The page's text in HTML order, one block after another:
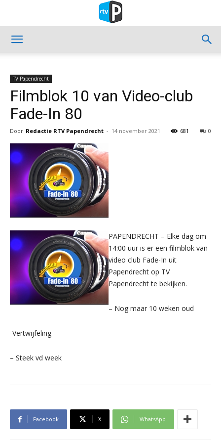
TV Papendrecht
Filmblok 10 van Video-club
Fade-In 80
Door Redactie RTV Papendrecht - 14 november 2021 0
681
PAPENDRECHT – Elke dag om
14:00 uur is er een filmblok van
video club Fade-In uit
Papendrecht op TV
Papendrecht te bekijken.
– Nog maar 10 weken oud
-Vertwijfeling
– Steek vd week
Facebook X WhatsApp